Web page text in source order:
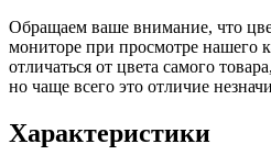
Обращаем ваше внимание, что
мониторе при просмотре нашего
отличаться от цвета самого товара,
но чаще всего это отличие
Характеристики